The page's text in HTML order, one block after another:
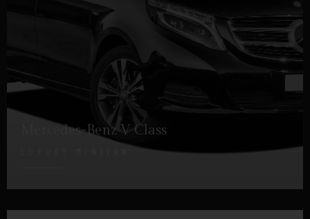
Mercedes-Benz V Class
DETTAGLI